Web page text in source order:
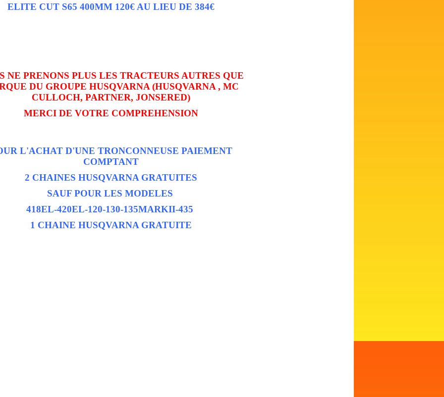
ELITE CUT S65 400MM 120€ AU LIEU DE 384€
NE PRENONS PLUS LES TRACTEURS AUTRES QUE
DU GROUPE HUSQVARNA (HUSQVARNA , MC
CULLOCH, PARTNER, JONSERED)
MERCI DE VOTRE COMPREHENSION
L'ACHAT D'UNE TRONCONNEUSE PAIEMENT
COMPTANT
2 CHAINES HUSQVARNA GRATUITES
SAUF POUR LES MODELES
418EL-420EL-120-130-135MARKII-435
1 CHAINE HUSQVARNA GRATUITE